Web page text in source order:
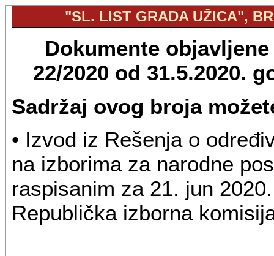
"SL. LIST GRADA UŽICA",
Dokumente
22/2020 od 31.5.2020.
Sadržaj ovog broja
• Izvod iz Rešenja o
na izborima za narodne
raspisanim za 21. jun
Republička izborna